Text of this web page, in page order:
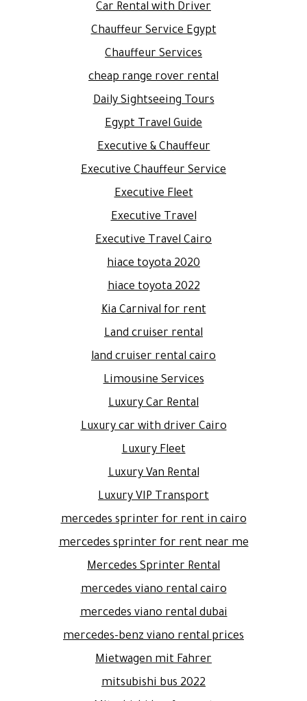
Car Rental with Driver
Chauffeur Service Egypt
Chauffeur Services
cheap range rover rental
Daily Sightseeing Tours
Egypt Travel Guide
Executive & Chauffeur
Executive Chauffeur Service
Executive Fleet
Executive Travel
Executive Travel Cairo
hiace toyota 2020
hiace toyota 2022
Kia Carnival for rent
Land cruiser rental
land cruiser rental cairo
Limousine Services
Luxury Car Rental
Luxury car with driver Cairo
Luxury Fleet
Luxury Van Rental
Luxury VIP Transport
mercedes sprinter for rent in cairo
mercedes sprinter for rent near me
Mercedes Sprinter Rental
mercedes viano rental cairo
mercedes viano rental dubai
mercedes-benz viano rental prices
Mietwagen mit Fahrer
mitsubishi bus 2022